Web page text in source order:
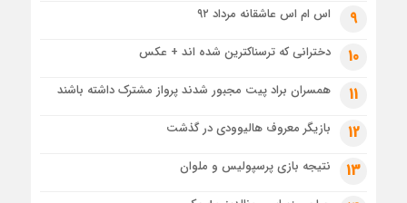
9 اس ام اس عاشقانه مرداد ۹۲
10 دخترانی که ترسناکترین شده اند + عکس
11 همسران براد پیت مجبور شدند پرواز مشترک داشته باشند
12 بازیگر معروف هالیوودی در گذشت
13 نتیجه بازی پرسپولیس و ملوان